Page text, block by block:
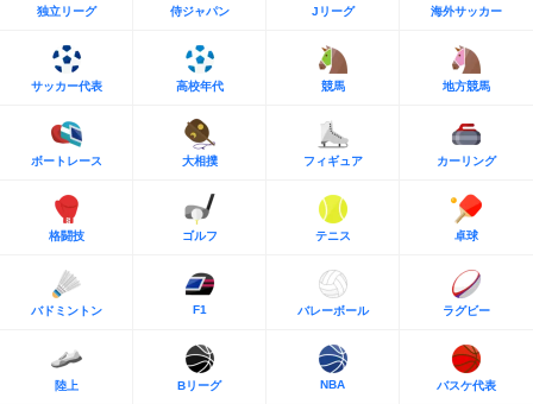
独立リーグ 侍ジャパン Jリーグ 海外サッカー
サッカー代表 高校年代 競馬 地方競馬
ボートレース 大相撲 フィギュア カーリング
格闘技 ゴルフ テニス 卓球
バドミントン F1 バレーボール ラグビー
陸上 Bリーグ NBA バスケ代表